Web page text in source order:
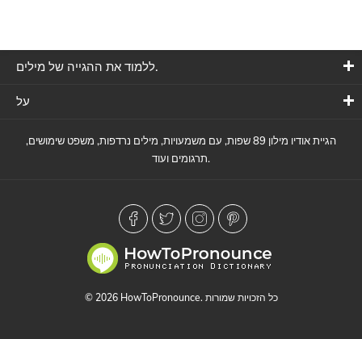
ללמוד את ההגייה של מילים.
על
הגיית אודיו מילון 89 שפות, עם משמעויות, מילים נרדפות, משפט שימושים,
תרגומים ועוד.
© 2026 HowToPronounce. כל הזכויות שמורות